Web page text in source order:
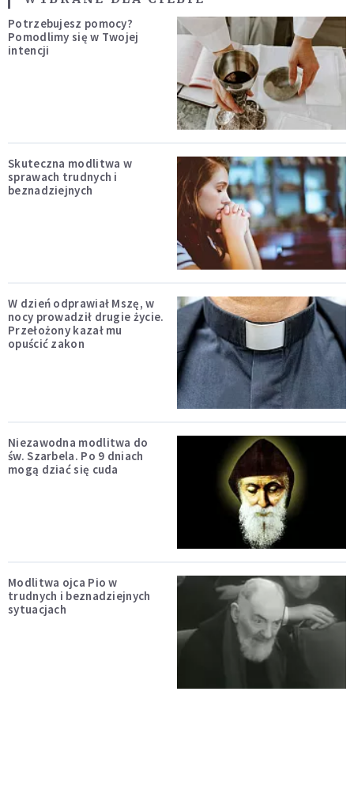
Potrzebujesz pomocy?
Pomodlimy się w Twojej
intencji
Skuteczna modlitwa w
sprawach trudnych i
beznadziejnych
W dzień odprawiał Mszę, w
nocy prowadził drugie życie.
Przełożony kazał mu
opuścić zakon
Niezawodna modlitwa do
św. Szarbela. Po 9 dniach
mogą dziać się cuda
Modlitwa ojca Pio w
trudnych i beznadziejnych
sytuacjach